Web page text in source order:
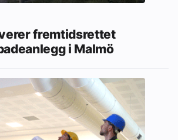
fremtidsrettet
i Malmö